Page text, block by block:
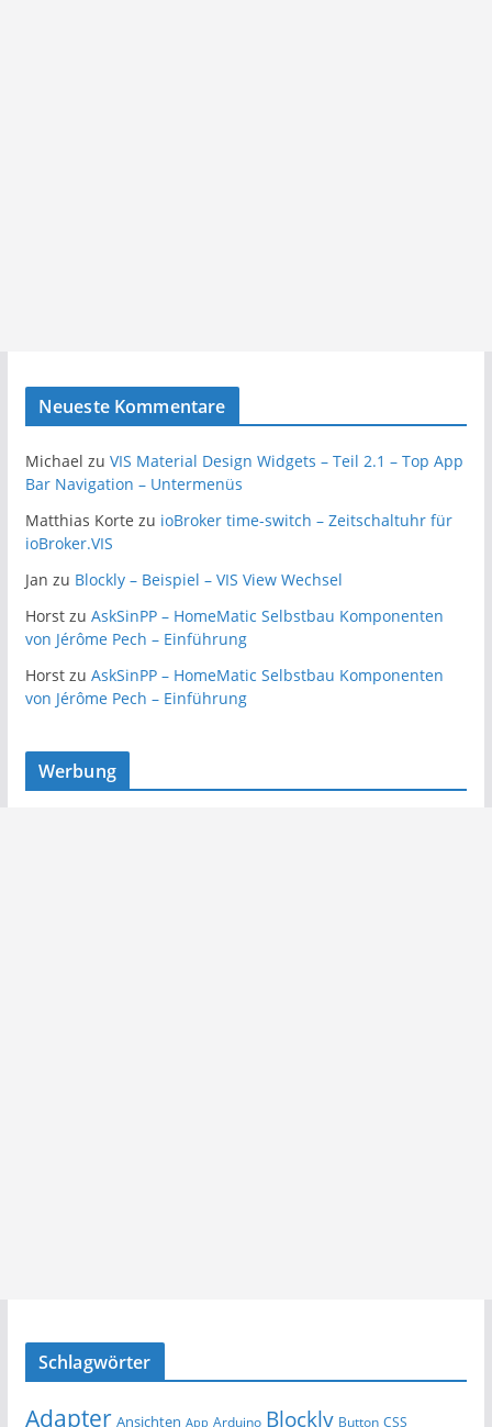
Neueste Kommentare
Michael zu VIS Material Design Widgets – Teil 2.1 – Top App
Bar Navigation – Untermenüs
Matthias Korte zu ioBroker time-switch – Zeitschaltuhr für
ioBroker.VIS
Jan zu Blockly – Beispiel – VIS View Wechsel
Horstzu AskSinPP – HomeMatic Selbstbau Komponenten
von Jérôme Pech – Einführung
Horstzu AskSinPP – HomeMatic Selbstbau Komponenten
von Jérôme Pech – Einführung
Werbung
Schlagwörter
Adapter Ansichten App Arduino Blockly Button CSS